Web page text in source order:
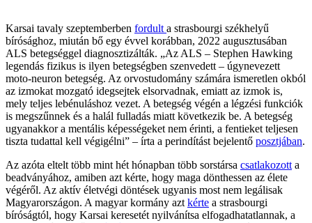
Karsai tavaly szeptemberben fordult a strasbourgi székhelyű
bírósághoz, miután bő egy évvel korábban, 2022 augusztusában
ALS betegséggel diagnosztizálták. „Az ALS – Stephen Hawking
legendás fizikus is ilyen betegségben szenvedett – úgynevezett
moto-neuron betegség. Az orvostudomány számára ismeretlen okból
az izmokat mozgató idegsejtek elsorvadnak, emiatt az izmok is,
mely teljes lebénuláshoz vezet. A betegség végén a légzési funkciók
is megszűnnek és a halál fulladás miatt következik be. A betegség
ugyanakkor a mentális képességeket nem érinti, a fentieket teljesen
tiszta tudattal kell végigélni” – írta a perindítást bejelentő posztjában.
Az azóta eltelt több mint hét hónapban több sorstársa csatlakozott a
beadványához, amiben azt kérte, hogy maga dönthessen az élete
végéről. Az aktív életvégi döntések ugyanis most nem legálisak
Magyarországon. A magyar kormány azt kérte a strasbourgi
bíróságtól, hogy Karsai keresetét nyilvánítsa elfogadhatatlannak, a